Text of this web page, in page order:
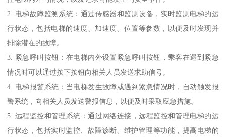
2. 电梯故障监测系统：通过传感器和监测设备，实时监测电梯的运
行状态，包括电梯的速度、加速度、位置等参数，以便及时发现并
排除潜在的故障。
3. 紧急呼叫按钮：在电梯内外设置紧急呼叫按钮，乘客在遇到紧急
情况时可以通过按下按钮向相关人员发送求助信号。
4. 电梯报警系统：当电梯发生故障或遇到紧急情况时，自动触发报
警系统，向相关人员发送警报信息，以便及时采取应急措施。
5. 远程监控和管理系统：通过网络连接，远程监控和管理电梯的运
行状态，包括实时监控、故障诊断、维护管理等功能，提高电梯的